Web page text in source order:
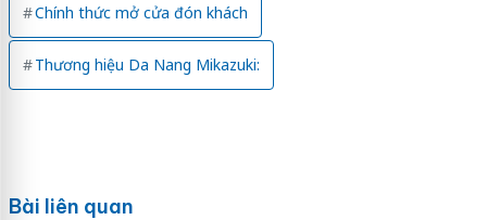
Chính thức mở cửa đón khách
Thương hiệu Da Nang Mikazuki:
Bài liên quan